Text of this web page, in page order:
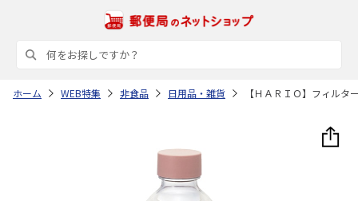
ホーム WEB特集 非食品 日用品・雑貨 【ＨＡＲＩＯ】フィル